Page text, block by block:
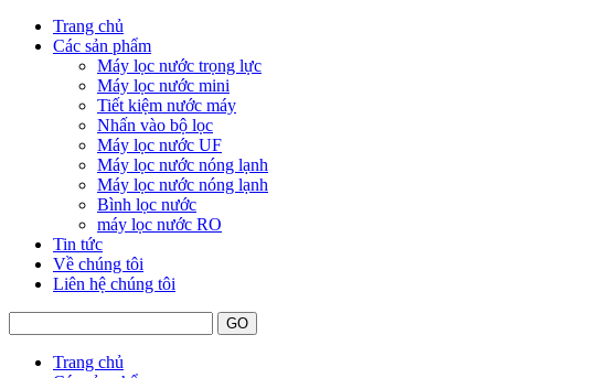
Trang chủ
Các sản phẩm
Máy lọc nước trọng lực
Máy lọc nước mini
Tiết kiệm nước máy
Nhấn vào bộ lọc
Máy lọc nước UF
Máy lọc nước nóng lạnh
Máy lọc nước nóng lạnh
Bình lọc nước
máy lọc nước RO
Tin tức
Về chúng tôi
Liên hệ chúng tôi
Trang chủ